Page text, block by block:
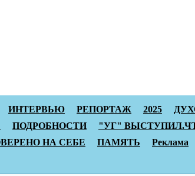
ИНТЕРВЬЮ РЕПОРТАЖ 2025
ПОДРОБНОСТИ
"УГ"
НА СЕБЕ ПАМЯТЬ Реклама